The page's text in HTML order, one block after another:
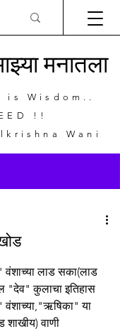
मनातला
is Wisdom..
!!
Wani
stars.
लाड सका(लाड
"देव" कुलाचा इतिहास
या
शाखीय) वाणी